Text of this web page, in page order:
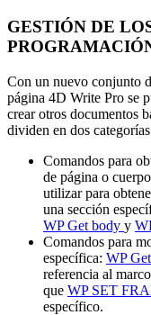
GESTIÓN DE
Con un nuevo conjunto
página 4D Write Pro se
crear otros documentos
dividen en dos
Comandos para
de página o
utilizar para
una sección
WP Get body y
Comandos para
específica: WP
referencia al
que WP SET
específico.